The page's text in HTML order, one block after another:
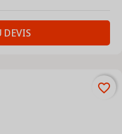
DEVIS
favorite_border